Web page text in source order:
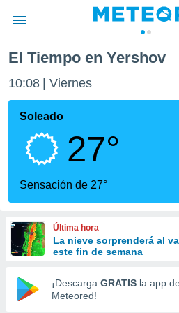
de
por
que se
calidad.
a este
las
y
forma
digital
basada
El Tiempo en Yershov
10:08 Viernes
Soleado
27°
Sensación de 27°
Última hora
La nieve sorprenderá al
este fin de semana
¡Descarga GRATIS la app
Meteored!